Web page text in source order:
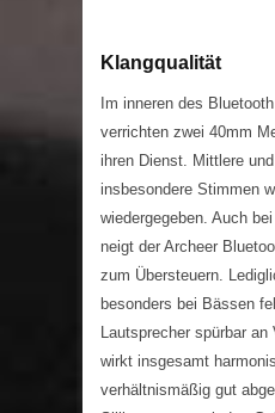
Klangqualität
Im inneren des
verrichten zwei 40mm
ihren Dienst. Mittlere
insbesondere Stimmen
wiedergegeben. Auch
neigt der Archeer
zum Übersteuern.
besonders bei Bässen
Lautsprecher spürbar an
wirkt insgesamt
verhältnismäßig gut